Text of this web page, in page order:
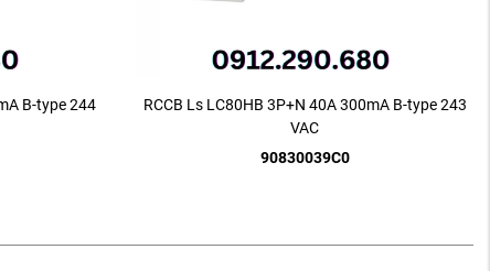
B-type 244
RCCB Ls LC80HB 3P+N 40A 300mA B-type 243
VAC
90830039C0